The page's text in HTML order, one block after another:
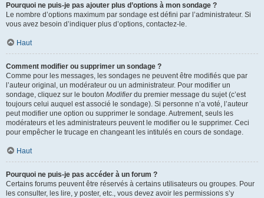
Pourquoi ne puis-je pas ajouter plus d’options à mon sondage ?
Le nombre d’options maximum par sondage est défini par l’administrateur. Si
vous avez besoin d’indiquer plus d’options, contactez-le.
Haut
Comment modifier ou supprimer un sondage ?
Comme pour les messages, les sondages ne peuvent être modifiés que par
l’auteur original, un modérateur ou un administrateur. Pour modifier un
sondage, cliquez sur le bouton Modifierdu premier message du sujet (c’est
toujours celui auquel est associé le sondage). Si personne n’a voté, l’auteur
peut modifier une option ou supprimer le sondage. Autrement, seuls les
modérateurs et les administrateurs peuvent le modifier ou le supprimer. Ceci
pour empêcher le trucage en changeant les intitulés en cours de sondage.
Haut
Pourquoi ne puis-je pas accéder à un forum ?
Certains forums peuvent être réservés à certains utilisateurs ou groupes. Pour
les consulter, les lire, y poster, etc., vous devez avoir les permissions s’y